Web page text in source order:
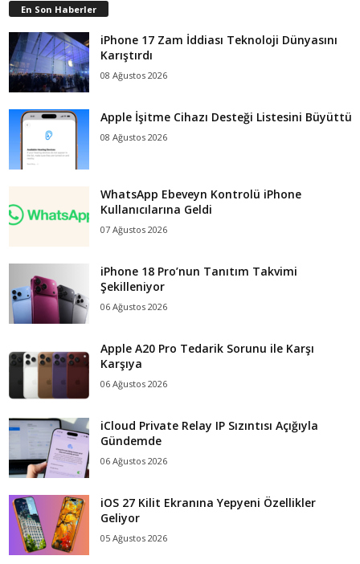
En Son Haberler
iPhone 17 Zam İddiası Teknoloji Dünyasını
Karıştırdı
08 Ağustos 2026
Apple İşitme Cihazı Desteği Listesini Büyüttü
08 Ağustos 2026
WhatsApp Ebeveyn Kontrolü iPhone
Kullanıcılarına Geldi
07 Ağustos 2026
iPhone 18 Pro’nun Tanıtım Takvimi
Şekilleniyor
06 Ağustos 2026
Apple A20 Pro Tedarik Sorunu ile Karşı
Karşıya
06 Ağustos 2026
iCloud Private Relay IP Sızıntısı Açığıyla
Gündemde
06 Ağustos 2026
iOS 27 Kilit Ekranına Yepyeni Özellikler
Geliyor
05 Ağustos 2026